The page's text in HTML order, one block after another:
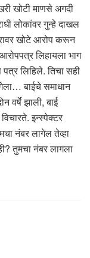
खोटी माणसे अगदी
लोकांवर गुन्हे दाखल
खोटे आरोप करून
लिहायला भाग
पत्र लिहिले. तिचा सही
बाईचे समाधान
वर्षे झाली, बाई
इन्स्पेक्टर
नंबर लागेल तेव्हा
तुमचा नंबर लागला